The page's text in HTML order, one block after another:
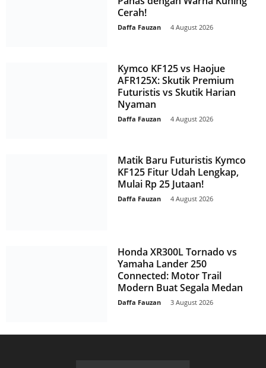
Cerah!
Daffa Fauzan 4 August 2026
Kymco KF125 vs Haojue
AFR125X: Skutik Premium
Futuristis vs Skutik Harian
Nyaman
Daffa Fauzan 4 August 2026
Matik Baru Futuristis Kymco
KF125 Fitur Udah Lengkap,
Mulai Rp 25 Jutaan!
Daffa Fauzan 4 August 2026
Honda XR300L Tornado vs
Yamaha Lander 250
Connected: Motor Trail
Modern Buat Segala Medan
Daffa Fauzan 3 August 2026